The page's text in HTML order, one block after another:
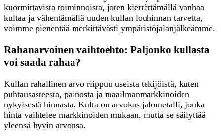
kuormittavista toiminnoista, joten kierrättämällä vanhaa
kultaa ja vähentämällä uuden kullan louhinnan tarvetta,
voimme pienentää merkittävästi ympäristöjalanjälkeämme.
Rahanarvoinen vaihtoehto: Paljonko kullasta
voi saada rahaa?
Kullan rahallinen arvo riippuu useista tekijöistä, kuten
puhtausasteesta, painosta ja maailmanmarkkinoiden
nykyisestä hinnasta. Kulta on arvokas jalometalli, jonka
hinta vaihtelee markkinoiden mukaan, mutta se säilyttää
yleensä hyvin arvonsa.